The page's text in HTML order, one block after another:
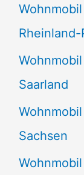
Rheinland-
Saarland
Sachsen